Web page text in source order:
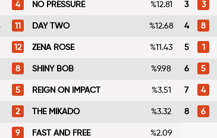
4 NO PRESSURE %12.81
11 DAY TWO %12.68
12 ZENA ROSE %11.43
8 SHINY BOB %9.98
5 REIGN ON IMPACT %3.51
2 THE MIKADO %3.32
9 FAST AND FREE %2.09
3 3
4 8
5 1
6 5
7 4
8 6